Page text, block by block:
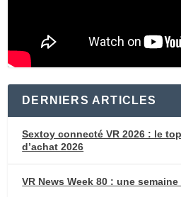
DERNIERS ARTICLES
Sextoy connecté VR 2026 : le
d’achat 2026
VR News Week 80 : une